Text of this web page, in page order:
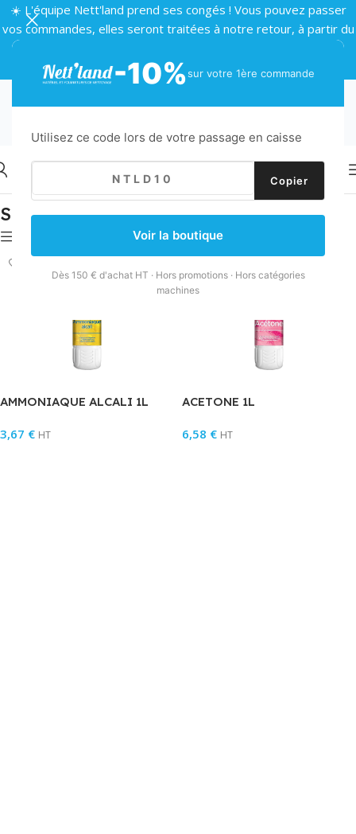
-10%sur votre 1ère commande
Utilisez ce code lors de votre passage en caisse
Copier
Voir la boutique
Dès 150 € d'achat HT · Hors promotions · Hors catégories
machines
☀️ L'équipe Nett'land prend ses congés ! Vous pouvez passer
vos commandes, elles seront traitées à notre retour, à partir du
Produits d'entretien Traitement sols Solvants
Solvants
AMMONIAQUE ALCALI 1L
3,67 € HT
ACETONE 1L
6,58 € HT